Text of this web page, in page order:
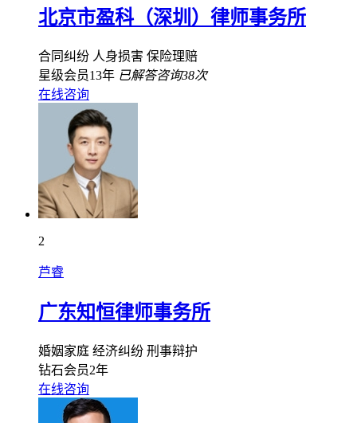
北京市盈科（深圳）律师事务所
合同纠纷 人身损害 保险理赔
星级会员13年 已解答咨询38次
在线咨询
2
芦睿
广东知恒律师事务所
婚姻家庭 经济纠纷 刑事辩护
钻石会员2年
在线咨询